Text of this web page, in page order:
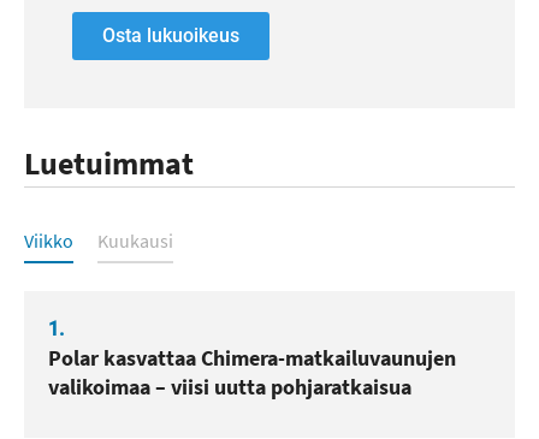
Osta lukuoikeus
Luetuimmat
Luetuimmat
Viikko Kuukausi
1.
Polar kasvattaa Chimera-matkailuvaunujen
valikoimaa – viisi uutta pohjaratkaisua